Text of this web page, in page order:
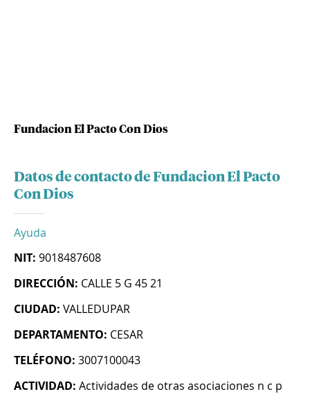
Fundacion El Pacto Con Dios
Datos de contacto de Fundacion El Pacto
Con Dios
Ayuda
NIT: 9018487608
DIRECCIÓN: CALLE 5 G 45 21
CIUDAD: VALLEDUPAR
DEPARTAMENTO: CESAR
TELÉFONO: 3007100043
ACTIVIDAD: Actividades de otras asociaciones n c p